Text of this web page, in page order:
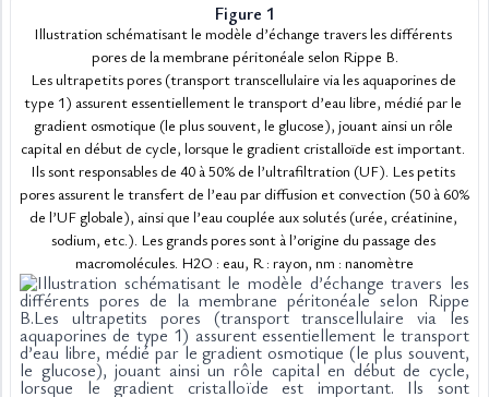
Figure 1
Illustration schématisant le modèle d’échange travers les différents
pores de la membrane péritonéale selon Rippe B.
Les ultrapetits pores (transport transcellulaire via les aquaporines de
type 1) assurent essentiellement le transport d’eau libre, médié par le
gradient osmotique (le plus souvent, le glucose), jouant ainsi un rôle
capital en début de cycle, lorsque le gradient cristalloïde est important.
Ils sont responsables de 40 à 50% de l’ultrafiltration (UF). Les petits
pores assurent le transfert de l’eau par diffusion et convection (50 à 60%
de l’UF globale), ainsi que l’eau couplée aux solutés (urée, créatinine,
sodium, etc.). Les grands pores sont à l’origine du passage des
macromolécules. H2O : eau, R : rayon, nm : nanomètre